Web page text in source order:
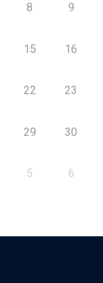
8 9
15 16
22 23
29 30
5 6